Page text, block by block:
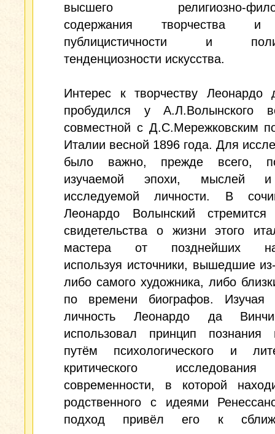
высшего религиозно-
содержания творчества и
публицистичности и
тенденциозности искусства.
Интерес к творчеству Леонардо
пробудился у А.Л.Волынского
совместной с Д.С.Мережковским
Италии весной 1896 года. Для
было важно, прежде всего,
изучаемой эпохи, мыслей и
исследуемой личности. В
Леонардо Волынский стремится
свидетельства о жизни этого
мастера от позднейших
используя источники, вышедшие
либо самого художника, либо
по времени биографов.
личность Леонардо да
использовал принцип познания
путём психологического и
критического
современности, в которой
родственного с идеями
подход привёл его к